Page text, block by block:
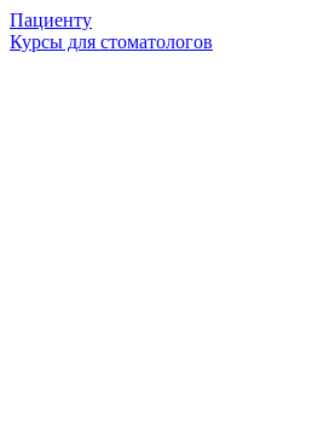
Пациенту
Курсы для стоматологов